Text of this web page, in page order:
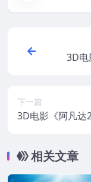
3D电
下一篇
3D电影《阿凡达
相关文章